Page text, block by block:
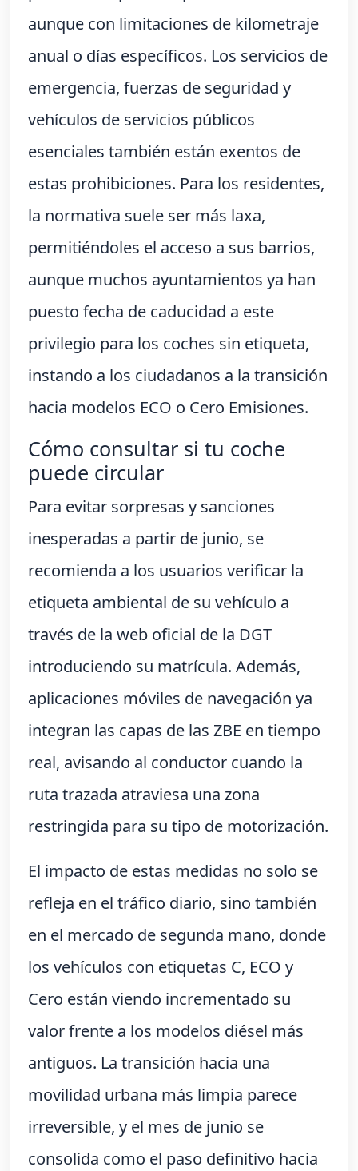
aunque con limitaciones de kilometraje
anual o días específicos. Los servicios de
emergencia, fuerzas de seguridad y
vehículos de servicios públicos
esenciales también están exentos de
estas prohibiciones. Para los residentes,
la normativa suele ser más laxa,
permitiéndoles el acceso a sus barrios,
aunque muchos ayuntamientos ya han
puesto fecha de caducidad a este
privilegio para los coches sin etiqueta,
instando a los ciudadanos a la transición
hacia modelos ECO o Cero Emisiones.
Cómo consultar si tu coche
puede circular
Para evitar sorpresas y sanciones
inesperadas a partir de junio, se
recomienda a los usuarios verificar la
etiqueta ambiental de su vehículo a
través de la web oficial de la DGT
introduciendo su matrícula. Además,
aplicaciones móviles de navegación ya
integran las capas de las ZBE en tiempo
real, avisando al conductor cuando la
ruta trazada atraviesa una zona
restringida para su tipo de motorización.
El impacto de estas medidas no solo se
refleja en el tráfico diario, sino también
en el mercado de segunda mano, donde
los vehículos con etiquetas C, ECO y
Cero están viendo incrementado su
valor frente a los modelos diésel más
antiguos. La transición hacia una
movilidad urbana más limpia parece
irreversible, y el mes de junio se
consolida como el paso definitivo hacia